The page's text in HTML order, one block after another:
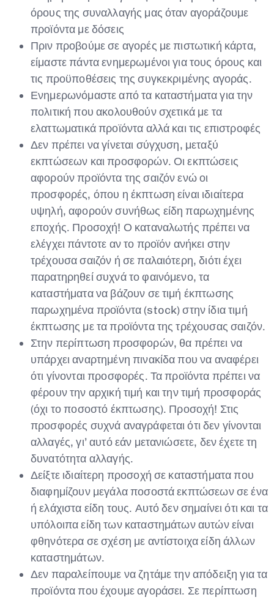
όρους της συναλλαγής μας όταν αγοράζουμε
προϊόντα με δόσεις
Πριν προβούμε σε αγορές με πιστωτική κάρτα,
είμαστε πάντα ενημερωμένοι για τους όρους και
τις προϋποθέσεις της συγκεκριμένης αγοράς.
Ενημερωνόμαστε από τα καταστήματα για την
πολιτική που ακολουθούν σχετικά με τα
ελαττωματικά προϊόντα αλλά και τις επιστροφές
Δεν πρέπει να γίνεται σύγχυση, μεταξύ
εκπτώσεων και προσφορών. Οι εκπτώσεις
αφορούν προϊόντα της σαιζόν ενώ οι
προσφορές, όπου η έκπτωση είναι ιδιαίτερα
υψηλή, αφορούν συνήθως είδη παρωχημένης
εποχής. Προσοχή! Ο καταναλωτής πρέπει να
ελέγχει πάντοτε αν το προϊόν ανήκει στην
τρέχουσα σαιζόν ή σε παλαιότερη, διότι έχει
παρατηρηθεί συχνά το φαινόμενο, τα
καταστήματα να βάζουν σε τιμή έκπτωσης
παρωχημένα προϊόντα (stock) στην ίδια τιμή
έκπτωσης με τα προϊόντα της τρέχουσας σαιζόν.
Στην περίπτωση προσφορών, θα πρέπει να
υπάρχει αναρτημένη πινακίδα που να αναφέρει
ότι γίνονται προσφορές. Τα προϊόντα πρέπει να
φέρουν την αρχική τιμή και την τιμή προσφοράς
(όχι το ποσοστό έκπτωσης). Προσοχή! Στις
προσφορές συχνά αναγράφεται ότι δεν γίνονται
αλλαγές, γι’ αυτό εάν μετανιώσετε, δεν έχετε τη
δυνατότητα αλλαγής.
Δείξτε ιδιαίτερη προσοχή σε καταστήματα που
διαφημίζουν μεγάλα ποσοστά εκπτώσεων σε ένα
ή ελάχιστα είδη τους. Αυτό δεν σημαίνει ότι και τα
υπόλοιπα είδη των καταστημάτων αυτών είναι
φθηνότερα σε σχέση με αντίστοιχα είδη άλλων
καταστημάτων.
Δεν παραλείπουμε να ζητάμε την απόδειξη για τα
προϊόντα που έχουμε αγοράσει. Σε περίπτωση